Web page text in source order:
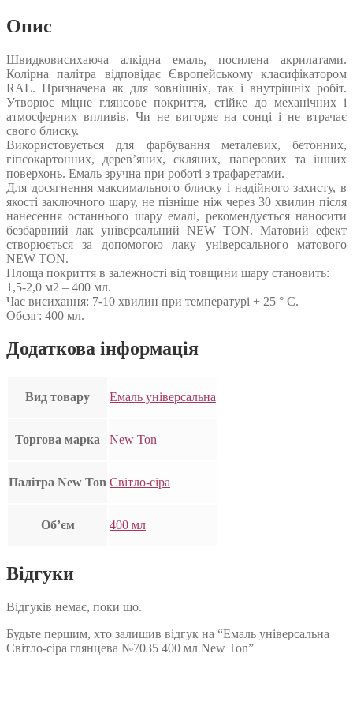
Опис
Швидковисихаюча алкідна емаль, посилена акрилатами.
Колірна палітра відповідає Європейському класифікатором
RAL. Призначена як для зовнішніх, так і внутрішніх робіт.
Утворює міцне глянсове покриття, стійке до механічних і
атмосферних впливів. Чи не вигоряє на сонці і не втрачає
свого блиску.
Використовується для фарбування металевих, бетонних,
гіпсокартонних, дерев’яних, скляних, паперових та інших
поверхонь. Емаль зручна при роботі з трафаретами.
Для досягнення максимального блиску і надійного захисту, в
якості заключного шару, не пізніше ніж через 30 хвилин після
нанесення останнього шару емалі, рекомендується наносити
безбарвний лак універсальний NEW TON. Матовий ефект
створюється за допомогою лаку універсального матового
NEW TON.
Площа покриття в залежності від товщини шару становить:
1,5-2,0 м2 – 400 мл.
Час висихання: 7-10 хвилин при температурі + 25 ° С.
Обсяг: 400 мл.
Додаткова інформація
Вид товару Емаль універсальна
Торгова марка New Ton
Палітра New Ton Світло-сіра
Об’єм 400 мл
Відгуки
Відгуків немає, поки що.
Будьте першим, хто залишив відгук на “Емаль універсальна
Світло-сіра глянцева №7035 400 мл New Ton”